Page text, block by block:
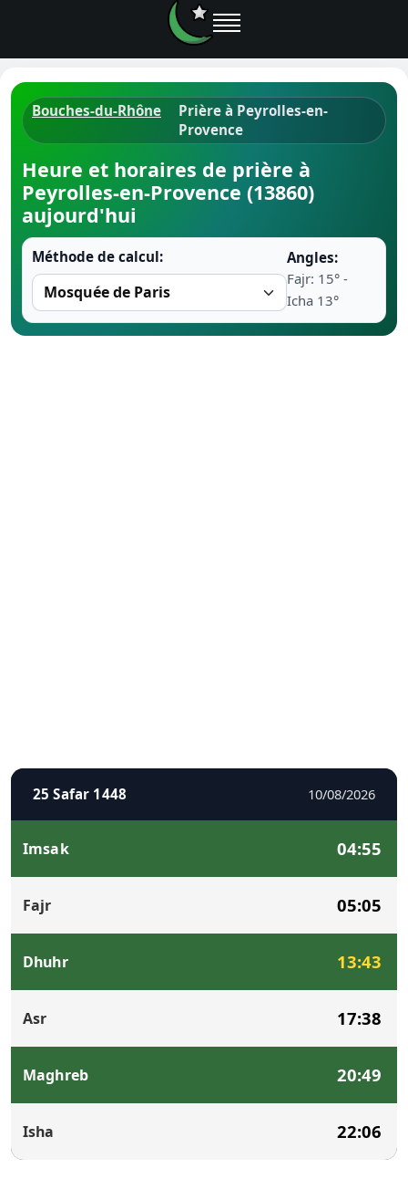
Horaires
Coran
Comment
Bouches-du-Rhône
Prière à Peyrolles-en-
Provence
Heure et horaires de prière à
Peyrolles-en-Provence (13860)
aujourd'hui
Méthode de calcul:
Angles:
Fajr: 15° -
Icha 13°
25 Safar 1448 10/08/2026
Imsak 04:55
Fajr 05:05
Dhuhr 13:43
Asr 17:38
Maghreb 20:49
Isha 22:06